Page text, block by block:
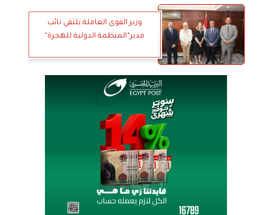
وزير القوى العاملة يلتقي نائب
مدير”المنظمة الدولية للهجرة”